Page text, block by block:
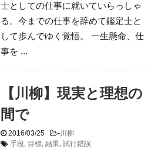
士としての仕事に就いていらっしゃ
る。今までの仕事を辞めて鑑定士と
して歩んでゆく覚悟。 一生懸命、仕
事を ...
【川柳】現実と理想の
間で
2016/03/25 -川柳
手段, 目標, 結果, 試行錯誤